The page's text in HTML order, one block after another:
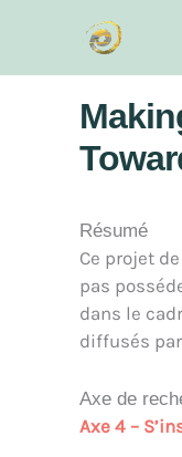
Résumé
Ce projet
pas
dans le
diffusés
Axe de
Axe 4 –